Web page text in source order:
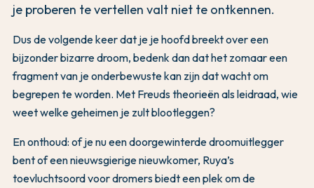
je proberen te vertellen valt niet te ontkennen.
Dus de volgende keer dat je je hoofd breekt over een
bijzonder bizarre droom, bedenk dan dat het zomaar een
fragment van je onderbewuste kan zijn dat wacht om
begrepen te worden. Met Freuds theorieën als leidraad, wie
weet welke geheimen je zult blootleggen?
En onthoud: of je nu een doorgewinterde droomuitlegger
bent of een nieuwsgierige nieuwkomer, Ruya’s
toevluchtsoord voor dromers biedt een plek om de